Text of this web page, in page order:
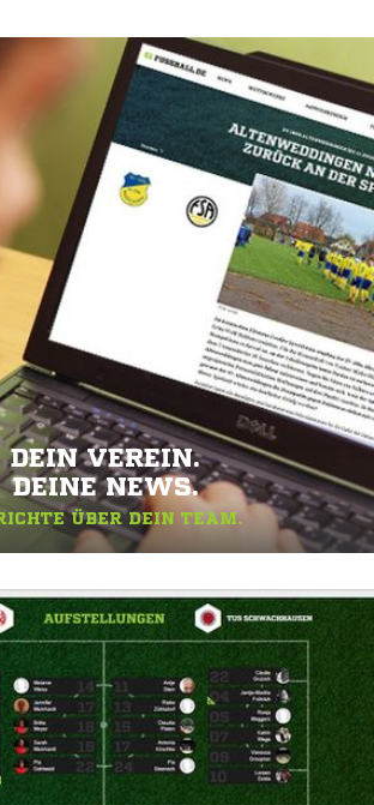
DEIN VEREIN.
DEINE NEWS.
ÜBER DEIN TEAM.